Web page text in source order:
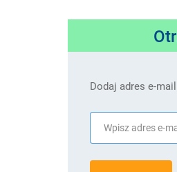
Dodaj adres e-